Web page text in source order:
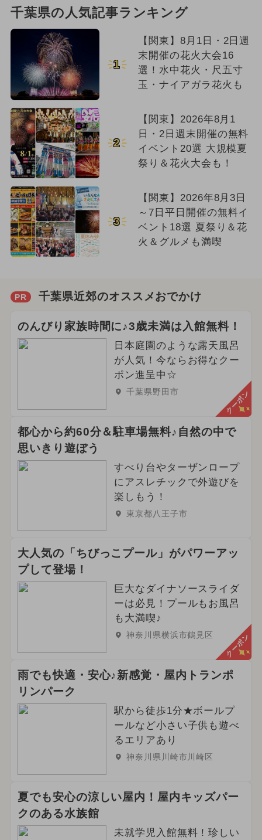
千葉県の人気記事ランキング
1
【関東】8月1日・2日週
末開催の花火大会16
選！水中花火・尺五寸
玉・ナイアガラ花火も
2
【関東】2026年8月1
日・2日週末開催の無料
イベント20選 大規模夏
祭り＆花火大会も！
3
【関東】2026年8月3日
～7日平日開催の無料イ
ベント18選 夏祭り＆花
火＆グルメも満喫
PR 千葉県近郊のオススメおでかけ
のんびり家族時間に♪3歳未満は入館無料！
日本庭園のような露天風呂
が人気！今ならお得なクー
ポン進呈中☆
千葉県野田市 クーポン
都心から約60分＆駐車場無料♪自然の中で
思いきり遊ぼう
すべり台やターザンロープ
にアスレチックで外遊びを
楽しもう！
東京都八王子市
大人気の「ちびっこプール」がパワーアッ
プして登場！
巨大なダイナソースライダ
ーは必見！プールもお風呂
も大満喫♪
神奈川県横浜市鶴見区 クーポン
雨でも快適・安心♪新感覚・屋内トランポ
リンパーク
駅から徒歩1分★ボールプ
ールなど小さい子供も遊べ
るエリアあり
神奈川県川崎市川崎区
夏でも安心の涼しい屋内！屋内キッズパー
クのある水族館
未就学児入館無料！珍しい